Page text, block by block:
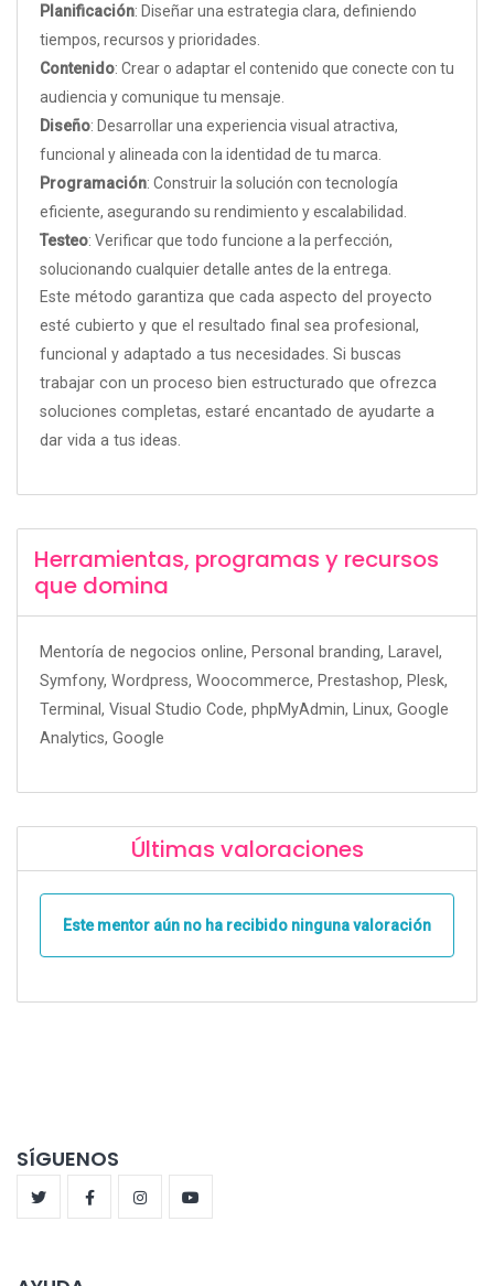
Planificación: Diseñar una estrategia clara, definiendo
tiempos, recursos y prioridades.
Contenido: Crear o adaptar el contenido que conecte con tu
audiencia y comunique tu mensaje.
Diseño: Desarrollar una experiencia visual atractiva,
funcional y alineada con la identidad de tu marca.
Programación: Construir la solución con tecnología
eficiente, asegurando su rendimiento y escalabilidad.
Testeo: Verificar que todo funcione a la perfección,
solucionando cualquier detalle antes de la entrega.
Este método garantiza que cada aspecto del proyecto
esté cubierto y que el resultado final sea profesional,
funcional y adaptado a tus necesidades. Si buscas
trabajar con un proceso bien estructurado que ofrezca
soluciones completas, estaré encantado de ayudarte a
dar vida a tus ideas.
Herramientas, programas y recursos
que domina
Mentoría de negocios online, Personal branding, Laravel,
Symfony, Wordpress, Woocommerce, Prestashop, Plesk,
Terminal, Visual Studio Code, phpMyAdmin, Linux, Google
Analytics, Google
Últimas valoraciones
Este mentor aún no ha recibido ninguna valoración
SÍGUENOS